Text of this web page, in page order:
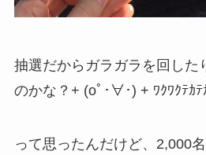
抽選だからガラガラを回した
のかな？+ (oﾟ･∀･) + ﾜｸﾜｸﾃｶﾃ
って思ったんだけど、2,000